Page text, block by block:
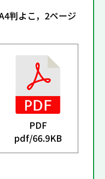
判よこ，2ページ
PDF
pdf/66.9KB